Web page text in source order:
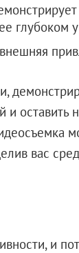
глубоком
и оставить
вас
и